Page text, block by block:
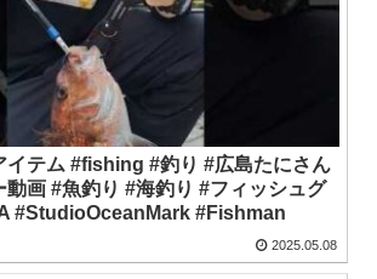
イテム #fishing #釣り #広島たにさん
動画 #魚釣り #海釣り #フィッシュグ
#StudioOceanMark #Fishman
2025.05.08